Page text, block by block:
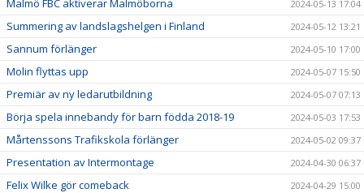
Malmö FBC aktiverar Malmöborna 2024-05-13 17:04
Summering av landslagshelgen i Finland 2024-05-12 13:21
Sannum förlänger 2024-05-10 17:00
Molin flyttas upp 2024-05-07 15:50
Premiär av ny ledarutbildning 2024-05-07 07:13
Börja spela innebandy för barn födda 2018-19 2024-05-03 17:53
Mårtenssons Trafikskola förlänger 2024-05-02 09:37
Presentation av Intermontage 2024-04-30 06:37
Felix Wilke gör comeback 2024-04-29 15:00